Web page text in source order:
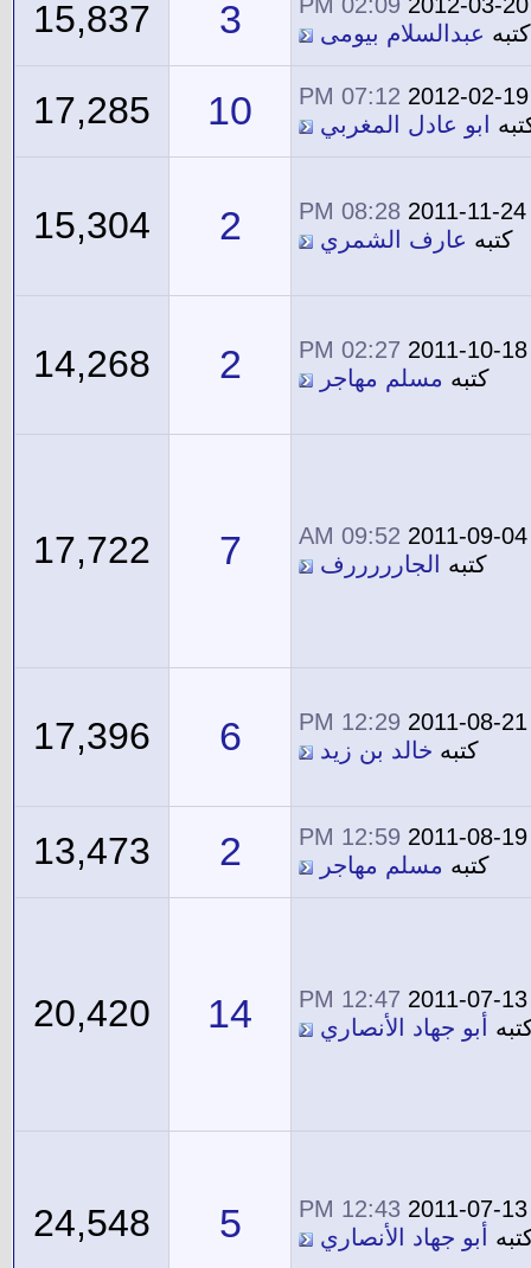
كتبه عبدالسلام بيومى 3
15,837
2012-02-19
07:12 PM
ابو عادل المغربي 10
17,285
2011-11-24
08:28 PM
كتبه عارف الشمري 2
15,304
2011-10-18
02:27 PM
كتبه مسلم مهاجر 2
14,268
2011-09-04
09:52 AM
كتبه
الجارررررف 7
17,722
2011-08-21
12:29 PM
كتبه خالد بن زيد 6
17,396
2011-08-19
12:59 PM
كتبه مسلم مهاجر 2
13,473
2011-07-13
12:47 PM
أبو جهاد الأنصاري 14
20,420
2011-07-13
12:43 PM
أبو جهاد الأنصاري 5
24,548